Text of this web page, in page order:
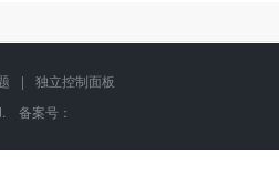
|
独立控制面板
备案号：